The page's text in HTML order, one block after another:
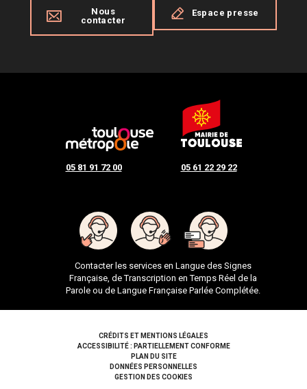
05 81 91 72 00 05 61 22 29 22
Contacter les services en Langue des Signes
Française, de Transcription en Temps Réel de la
Parole ou de Langue Française Parlée Complétée.
Nous
contacter
Espace presse
Pied de pageCRÉDITS ET MENTIONS LÉGALES
ACCESSIBILITÉ : PARTIELLEMENT CONFORME
PLAN DU SITE
DONNÉES PERSONNELLES
GESTION DES COOKIES